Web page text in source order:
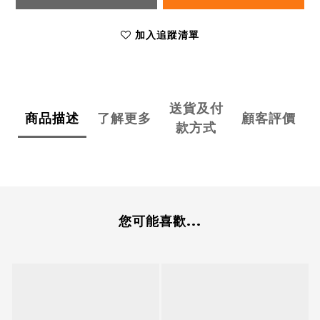
加入追蹤清單
商品描述 了解更多
送貨及付
款方式
顧客評價
您可能喜歡...